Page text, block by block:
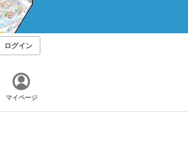
ログイン
マイページ